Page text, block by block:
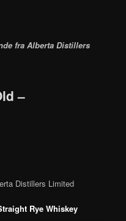
fraAlberta Distillers
–
Distillers Limited
traight Rye Whiskey